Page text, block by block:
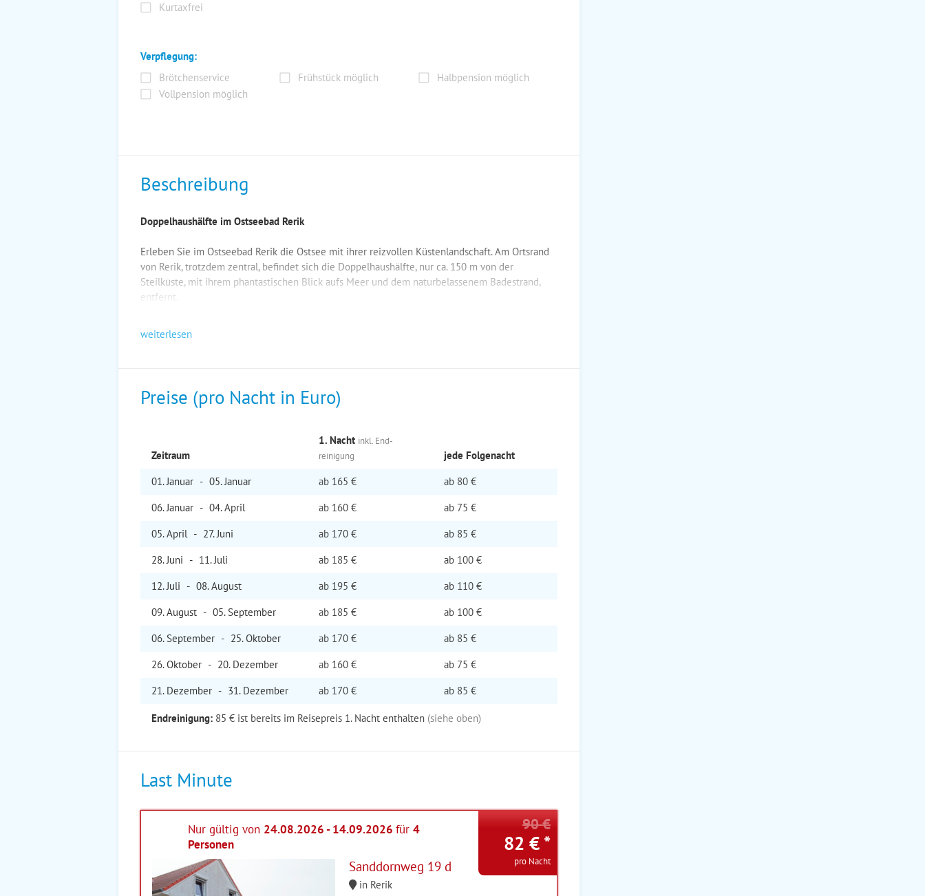
Kurtaxfrei
Verpflegung:
Brötchenservice
Frühstück möglich
Halbpension möglich
Vollpension möglich
Beschreibung
Doppelhaushälfte im Ostseebad Rerik
Erleben Sie im Ostseebad Rerik die Ostsee mit ihrer reizvollen Küstenlandschaft. Am Ortsrand
von Rerik, trotzdem zentral, befindet sich die Doppelhaushälfte, nur ca. 150 m von der
Steilküste, mit ihrem phantastischen Blick aufs Meer und dem naturbelassenem Badestrand,
entfernt.
weiterlesen
Preise (pro Nacht in Euro)
Zeitraum
1. Nacht inkl. End­
reinigung
jede Folge­nacht
01. Januar - 05. Januar ab 165 € ab 80 €
06. Januar - 04. April ab 160 € ab 75 €
05. April - 27. Juni ab 170 € ab 85 €
28. Juni - 11. Juli ab 185 € ab 100 €
12. Juli - 08. August ab 195 € ab 110 €
09. August - 05. September ab 185 € ab 100 €
06. September - 25. Oktober ab 170 € ab 85 €
26. Oktober - 20. Dezember ab 160 € ab 75 €
21. Dezember - 31. Dezember ab 170 € ab 85 €
Endreinigung: 85 € ist bereits im Reisepreis 1. Nacht enthalten (siehe oben)
Last Minute
Nur gültig von 24.08.2026 - 14.09.2026 für 4
Personen
Sanddornweg 19 d
in Rerik
90 €
82 € *
pro Nacht